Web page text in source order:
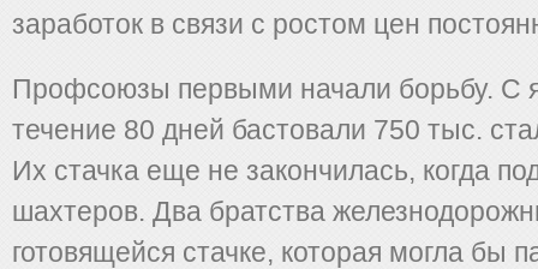
заработок в связи с ростом цен
Профсоюзы первыми начали борьбу. С
течение 80 дней бастовали 750 тыс.
Их стачка еще не закончилась, когда
шахтеров. Два братства
готовящейся стачке, которая могла бы